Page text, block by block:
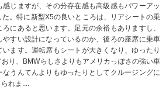
じますが、その分存在感も高級感もパワーアッ
。特に新型X5の良いところは、リアシートの乗
にあると思います。足元の余裕もありますし、
やすい設計になっているのか、後ろの座席に乗車
ます。運転席もシートが大きくなり、ゆったり
り、BMWらしさよりもアメリカっぽさの強い車
うんてんよりもゆったりとしてクルージングに
れま....